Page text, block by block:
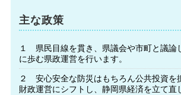
主な政策
１ 県民目線を貫き、県議会や市町と議論
に歩む県政運営を行います。
２ 安心安全な防災はもちろん公共投資を
財政運営にシフトし、静岡県経済を立て直